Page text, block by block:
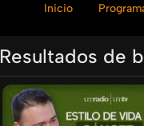
Inicio
Resultados de